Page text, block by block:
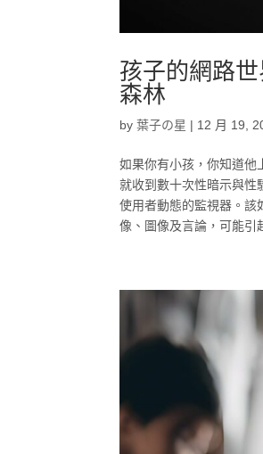
孩子的網路
森林
by葉子の星 | 12 月 19,
如果你有小孩，你知道他
就收到數十次性暗示與性
使用者動態的監視器。該
像、圖像及言論，可能引